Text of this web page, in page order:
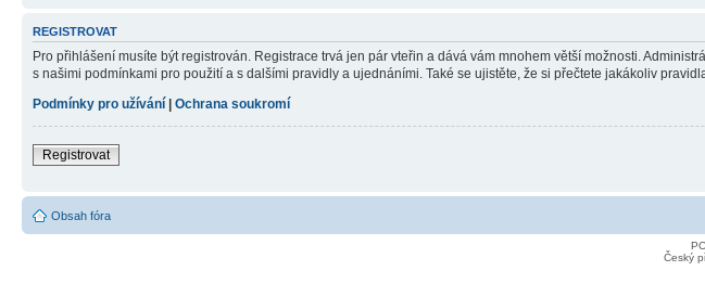
REGISTROVAT
Pro přihlášení musíte být registrován. Registrace trvá jen pár vteřin a dává vám mnohem větší možnosti.
s našimi podmínkami pro použití a s dalšími pravidly a ujednáními. Také se ujistěte, že si přečtete jakákoliv
Podmínky pro užívání
Ochrana soukromí
Registrovat
Obsah fóra
Český